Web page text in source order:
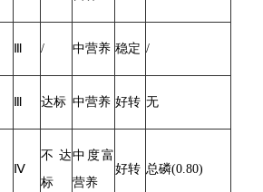
/ 中营养 稳定 /
达标 中营养 好转 无
Ⅳ
不达
标
中度富
营养
好转 总磷(0.80)